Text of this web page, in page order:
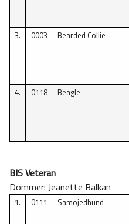
3.
0003 Bearded Collie
4.
0118 Beagle
BIS Veteran
Dommer: Jeanette Balkan
1. 0111 Samojedhund